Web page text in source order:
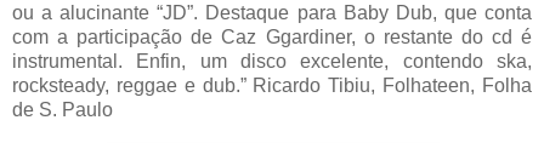
ou a alucinante “JD”. Destaque para Baby Dub, que conta
com a participação de Caz Ggardiner, o restante do cd é
instrumental. Enfin, um disco excelente, contendo ska,
rocksteady, reggae e dub.” Ricardo Tibiu, Folhateen, Folha
de S. Paulo